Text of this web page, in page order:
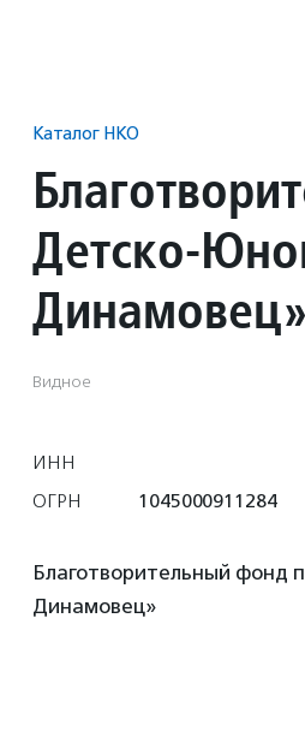
Каталог НКО
Детско-
Динамовец»
Видное
ИНН
ОГРН
1045000911284
Благотворительный фонд
Динамовец»